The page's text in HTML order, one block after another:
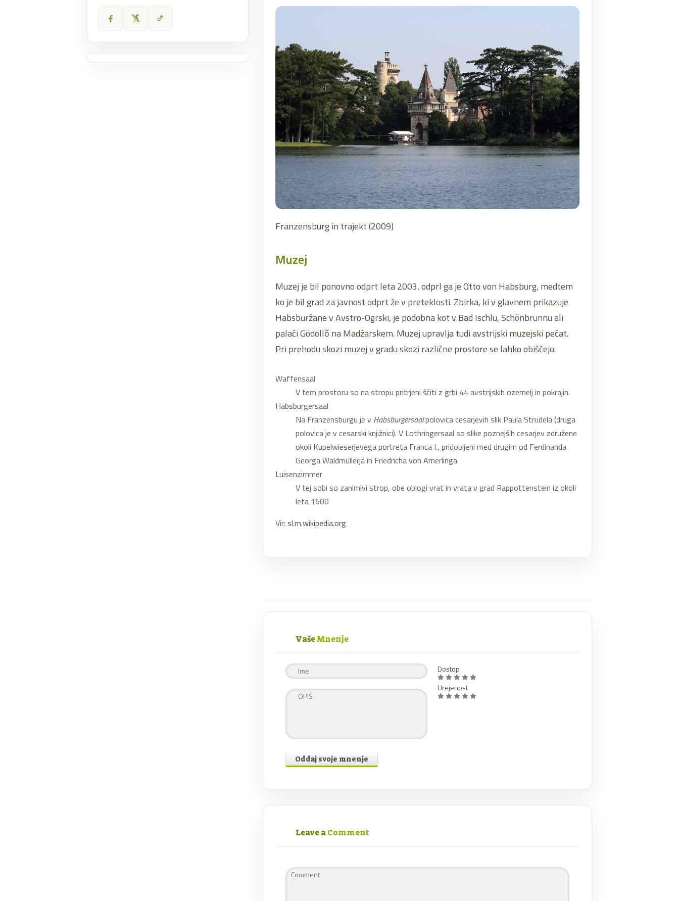
Franzensburg in trajekt (2009)
Muzej
Muzej je bil ponovno odprt leta 2003, odprl ga je Otto von Habsburg, medtem
ko je bil grad za javnost odprt že v preteklosti. Zbirka, ki v glavnem prikazuje
Habsburžane v Avstro-Ogrski, je podobna kot v Bad Ischlu, Schönbrunnu ali
palači Gödöllő na Madžarskem. Muzej upravlja tudi avstrijski muzejski pečat.
Pri prehodu skozi muzej v gradu skozi različne prostore se lahko obiščejo:
Waffensaal
V tem prostoru so na stropu pritrjeni ščiti z grbi 44 avstrijskih ozemelj in pokrajin.
Habsburgersaal
Na Franzensburgu je v Habsburgersaalpolovica cesarjevih slik Paula Strudela (druga
polovica je v cesarski knjižnici). V Lothringersaal so slike poznejših cesarjev združene
okoli Kupelwieserjevega portreta Franca I., pridobljeni med drugim od Ferdinanda
Georga Waldmüllerja in Friedricha von Amerlinga.
Luisenzimmer
V tej sobi so zanimivi strop, obe oblogi vrat in vrata v grad Rappottenstein iz okoli
leta 1600
Vir: sl.m.wikipedia.org
VašeMnenje
Oddaj svoje mnenje
Dostop
Urejenost
Leave aComment